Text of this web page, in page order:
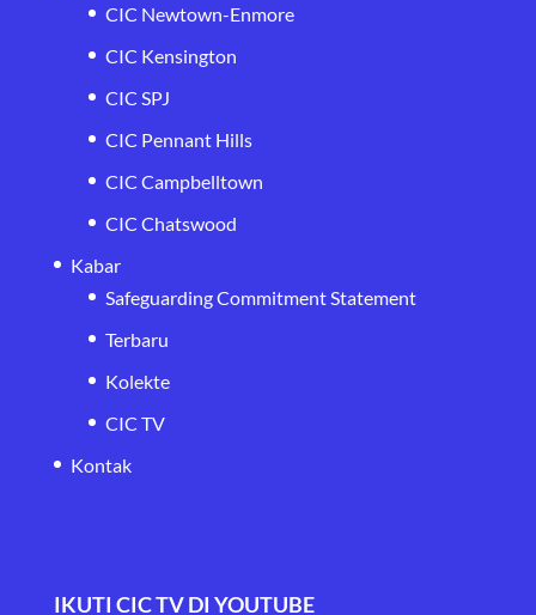
CIC Newtown-Enmore
CIC Kensington
CIC SPJ
CIC Pennant Hills
CIC Campbelltown
CIC Chatswood
Kabar
Safeguarding Commitment Statement
Terbaru
Kolekte
CIC TV
Kontak
IKUTI CIC TV DI YOUTUBE